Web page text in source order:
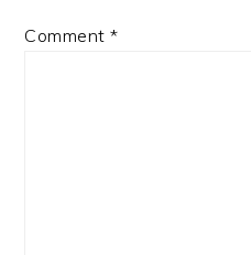
Comment*